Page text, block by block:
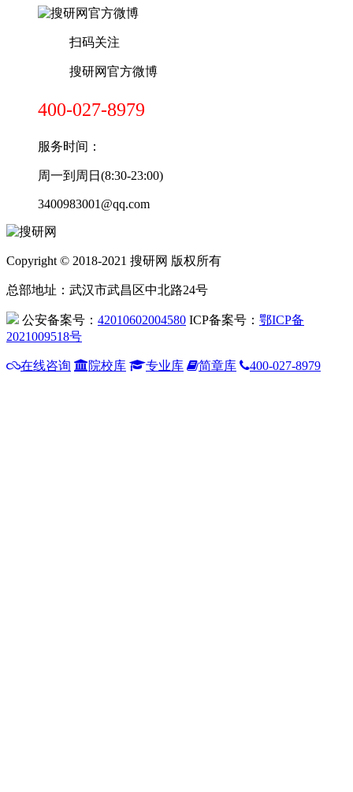
扫码关注
搜研网官方微博
400-027-8979
服务时间：
周一到周日(8:30-23:00)
3400983001@qq.com
Copyright © 2018-2021 搜研网 版权所有
总部地址：武汉市武昌区中北路24号
公安备案号： 42010602004580 ICP备案号： 鄂ICP备
2021009518号
在线咨询 院校库 专业库 简章库 400-027-8979